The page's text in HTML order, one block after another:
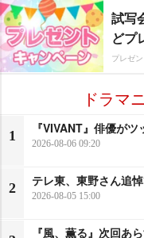
試写
どプ
プレゼ
ドラマ
1
『VIVANT』俳優が
2026-08-06 09:20
2
テレ東、東野さん追
2026-08-05 15:00
『風、薫る』次回あ